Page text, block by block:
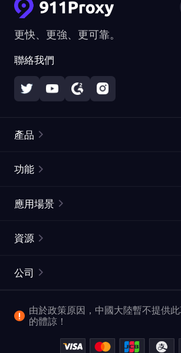
更快、更強、更可靠。
聯絡我們
產品
靜態住宅代理
網頁擷取 API
視頻下載 API
功能
ISP代理
ProxySite
應用場景
市場研究
爬行和索引
查看所有使用案例
資源
常見問題解答
位置
公司
企業服務
反洗錢合規計劃
由於政策原因，中國大陸暫不提供
的體諒！